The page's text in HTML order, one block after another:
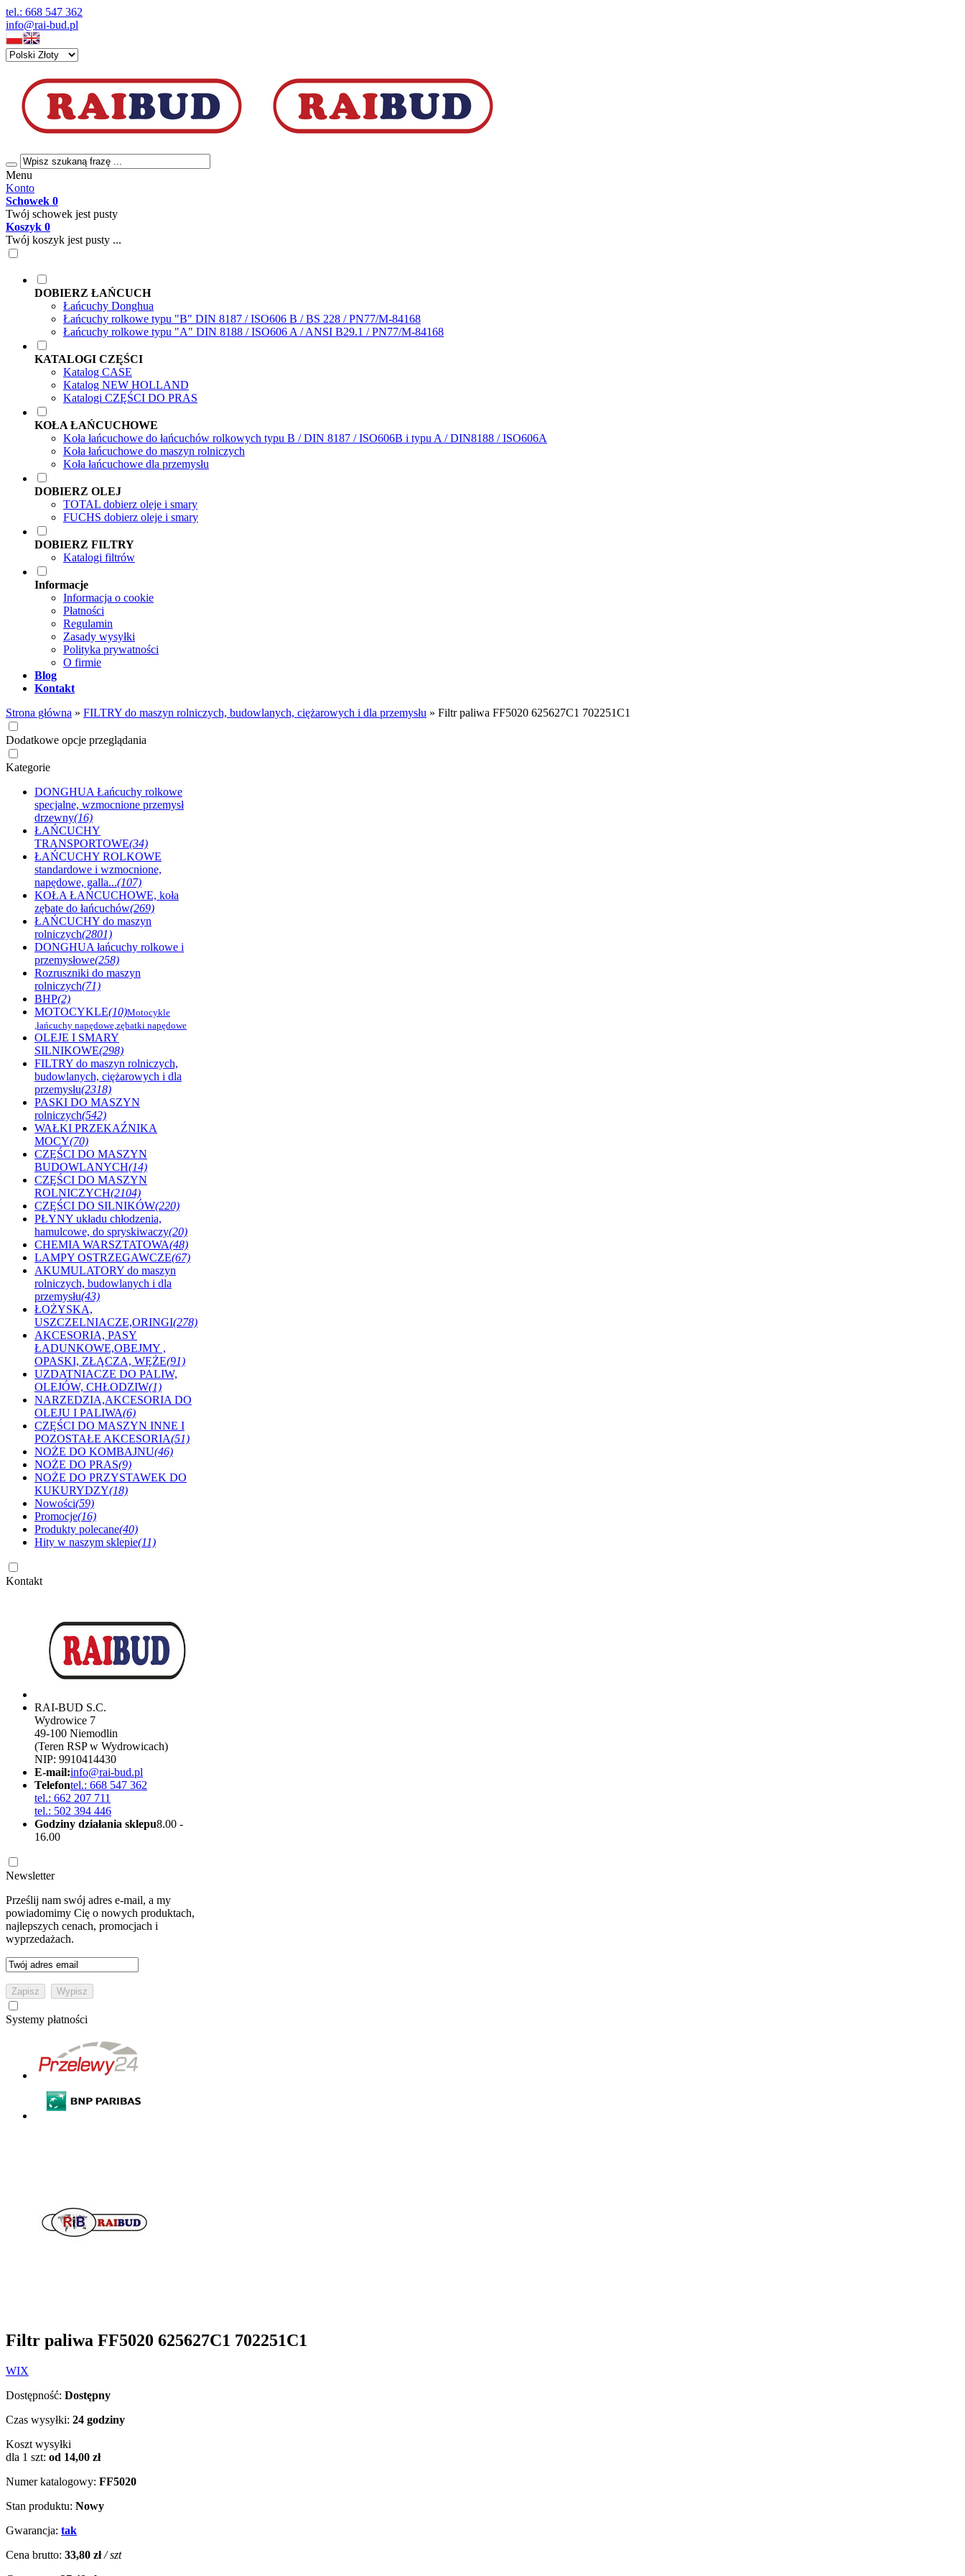
tel.: 668 547 362
info@rai-bud.pl
Menu
Konto
Schowek 0
Twój schowek jest pusty
Koszyk 0
Twój koszyk jest pusty ...
DOBIERZ ŁAŃCUCH
Łańcuchy Donghua
Łańcuchy rolkowe typu "B" DIN 8187 / ISO606 B / BS 228 / PN77/M-84168
Łańcuchy rolkowe typu "A" DIN 8188 / ISO606 A / ANSI B29.1 / PN77/M-84168
KATALOGI CZĘŚCI
Katalog CASE
Katalog NEW HOLLAND
Katalogi CZĘŚCI DO PRAS
KOŁA ŁAŃCUCHOWE
Koła łańcuchowe do łańcuchów rolkowych typu B / DIN 8187 / ISO606B i typu A / DIN8188 / ISO606A
Koła łańcuchowe do maszyn rolniczych
Koła łańcuchowe dla przemysłu
DOBIERZ OLEJ
TOTAL dobierz oleje i smary
FUCHS dobierz oleje i smary
DOBIERZ FILTRY
Katalogi filtrów
Informacje
Informacja o cookie
Płatności
Regulamin
Zasady wysyłki
Polityka prywatności
O firmie
Blog
Kontakt
Strona główna » FILTRY do maszyn rolniczych, budowlanych, ciężarowych i dla przemysłu » Filtr paliwa FF5020 625627C1 702251C1
Dodatkowe opcje przeglądania
Kategorie
DONGHUA Łańcuchy rolkowe
specjalne, wzmocnione przemysł
drzewny(16)
ŁAŃCUCHY
TRANSPORTOWE(34)
ŁAŃCUCHY ROLKOWE
standardowe i wzmocnione,
napędowe, galla...(107)
KOŁA ŁAŃCUCHOWE, koła
zębate do łańcuchów(269)
ŁAŃCUCHY do maszyn
rolniczych(2801)
DONGHUA łańcuchy rolkowe i
przemysłowe(258)
Rozruszniki do maszyn
rolniczych(71)
BHP(2)
MOTOCYKLE(10)Motocykle
,łańcuchy napędowe,zębatki napędowe
OLEJE I SMARY
SILNIKOWE(298)
FILTRY do maszyn rolniczych,
budowlanych, ciężarowych i dla
przemysłu(2318)
PASKI DO MASZYN
rolniczych(542)
WAŁKI PRZEKAŹNIKA
MOCY(70)
CZĘŚCI DO MASZYN
BUDOWLANYCH(14)
CZĘŚCI DO MASZYN
ROLNICZYCH(2104)
CZĘŚCI DO SILNIKÓW(220)
PŁYNY układu chłodzenia,
hamulcowe, do spryskiwaczy(20)
CHEMIA WARSZTATOWA(48)
LAMPY OSTRZEGAWCZE(67)
AKUMULATORY do maszyn
rolniczych, budowlanych i dla
przemysłu(43)
ŁOŻYSKA,
USZCZELNIACZE,ORINGI(278)
AKCESORIA, PASY
ŁADUNKOWE,OBEJMY ,
OPASKI, ZŁĄCZA, WĘŻE(91)
UZDATNIACZE DO PALIW,
OLEJÓW, CHŁODZIW(1)
NARZEDZIA,AKCESORIA DO
OLEJU I PALIWA(6)
CZĘŚCI DO MASZYN INNE I
POZOSTAŁE AKCESORIA(51)
NOŻE DO KOMBAJNU(46)
NOŻE DO PRAS(9)
NOŻE DO PRZYSTAWEK DO
KUKURYDZY(18)
Nowości(59)
Promocje(16)
Produkty polecane(40)
Hity w naszym sklepie(11)
Kontakt
RAI-BUD S.C.
Wydrowice 7
49-100 Niemodlin
(Teren RSP w Wydrowicach)
NIP: 9910414430
E-mail:info@rai-bud.pl
Telefontel.: 668 547 362
tel.: 662 207 711
tel.: 502 394 446
Godziny działania sklepu8.00 -
16.00
Newsletter
Prześlij nam swój adres e-mail, a my
powiadomimy Cię o nowych produktach,
najlepszych cenach, promocjach i
wyprzedażach.
Systemy płatności
Filtr paliwa FF5020 625627C1 702251C1
WIX
Dostępność: Dostępny
Czas wysyłki: 24 godziny
Koszt wysyłki
dla 1 szt: od 14,00 zł
Numer katalogowy: FF5020
Stan produktu: Nowy
Gwarancja: tak
Cena brutto: 33,80 zł / szt